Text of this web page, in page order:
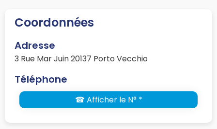
Coordonnées
Adresse
3 Rue Mar Juin 20137 Porto Vecchio
Téléphone
☎ Afficher le N° *